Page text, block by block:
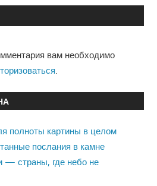
вам необходимо
.
полноты картины в целом
послания в камне
— страны, где небо не